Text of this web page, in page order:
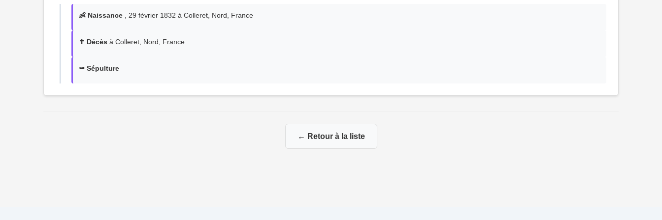
👶 Naissance , 29 février 1832 à Colleret, Nord, France
✝️ Décès à Colleret, Nord, France
⚰️ Sépulture
← Retour à la liste